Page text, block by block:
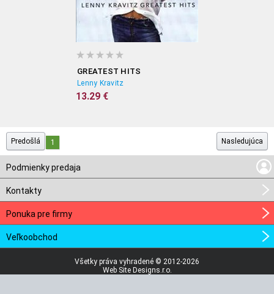
GREATEST HITS
Lenny Kravitz
13.29 €
Predošlá 1 Nasledujúca
Podmienky predaja
Kontakty
Ponuka pre firmy
Veľkoobchod
Všetky práva vyhradené © 2012-2026
Web Site Designs.r.o.